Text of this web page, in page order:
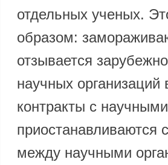
отдельных ученых.
образом:
отзывается
научных
контракты с
приостанавливаются
между научными